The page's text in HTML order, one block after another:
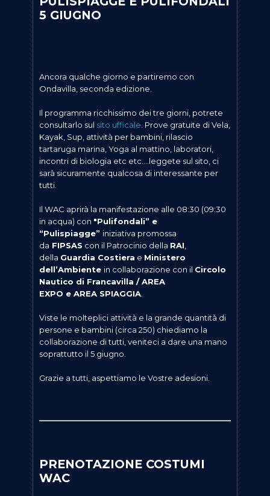
5 GIUGNO
Ancora qualche giorno e partiremo con
Ondavilla, seconda edizione.
Il programma ricchissimo dei tre giorni, potrete
consultarlo sul sito ufficale . Prove gratuite di Vela,
Kayak, Sup, attività per bambini, rilascio
tartaruga marina, Yoga al mattino, laboratori,
incontri di biologia etc etc….leggete sul sito, ci
sarà sicuramente qualcosa di interessante per
tutti.
Il WAC aprirà la manifestazione alle 08:30 (09:30
in acqua) con "Pulifondali” e
“Pulispiagge” iniziativa promossa
da FIPSAS con il Patrocinio della RAI
della Guardia Costiera e Ministero
dell’Ambiente in collaborazione con il Circolo
Nautico di Francavilla / AREA
EXPO e AREA SPIAGGIA
Viste le molteplici attività e la grande quantità di
persone e bambini (circa 250) chiediamo la
collaborazione di tutti, veniteci a dare una mano
soprattutto il 5 giugno.
Grazie a tutti, aspettiamo le Vostre adesioni.
PRENOTAZIONE COSTUMI
WAC